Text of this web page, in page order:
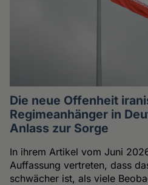
Die neue Offenheit
Regimeanhänger in
Anlass zur Sorge
In ihrem Artikel vom Juni
Auffassung vertreten, dass
schwächer ist, als viele